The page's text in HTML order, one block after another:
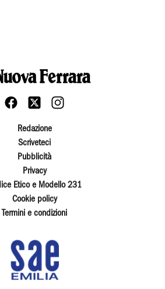
Redazione
Scriveteci
Pubblicità
Privacy
Etico e Modello 231
Cookie policy
Termini e condizioni